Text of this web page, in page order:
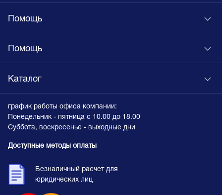
Помощь
Помощь
Каталог
график работы офиса компании:
Понедельник - пятница с 10.00 до 18.00
Суббота, воскресенье - выходные дни
Доступные методы оплаты
Безналичный расчет для
юридических лиц